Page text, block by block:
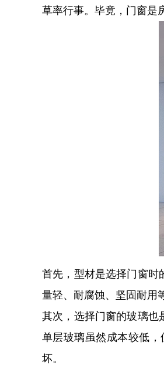
草率行事。毕竟，门窗是
首先，型材是选择门窗时
量轻、耐腐蚀、坚固耐用
其次，选择门窗的玻璃也
单层玻璃虽然成本较低
坏。